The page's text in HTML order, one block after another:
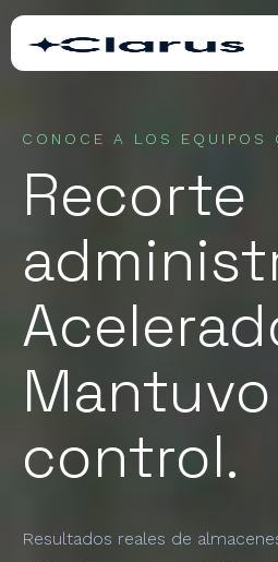
CONOCE A LOS EQUIPOS
Recorte
control.
Resultados reales de